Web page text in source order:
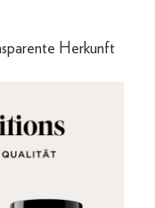
Herkunft